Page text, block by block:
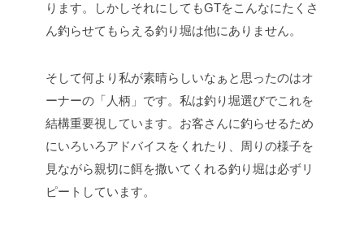
ります。しかしそれにしてもGTをこんなにたくさ
ん釣らせてもらえる釣り堀は他にありません。
そして何より私が素晴らしいなぁと思ったのはオ
ーナーの「人柄」です。私は釣り堀選びでこれを
結構重要視しています。お客さんに釣らせるため
にいろいろアドバイスをくれたり、周りの様子を
見ながら親切に餌を撒いてくれる釣り堀は必ずリ
ピートしています。